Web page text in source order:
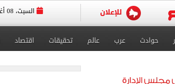
السبت، 08 أغسطس 2026
حوادث عرب عالم تحقيقات اقتصاد